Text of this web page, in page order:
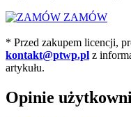
ZAMÓW
* Przed zakupem licencji,
kontakt@ptwp.pl z
artykułu.
Opinie